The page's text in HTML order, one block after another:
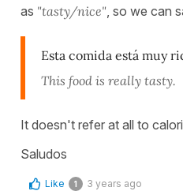
as "tasty/nice", so we can
Esta comida está muy
This food is really tasty.
It doesn't refer at all to
Saludos
Like 1 3 years ago